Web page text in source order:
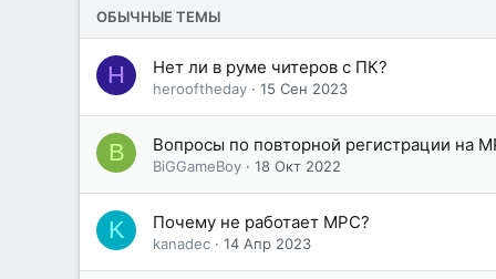
ОБЫЧНЫЕ ТЕМЫ
H Нет ли в руме читеров с ПК?
herooftheday 15 Сен 2023
B Вопросы по повторной регистрации на
BiGGameBoy 18 Окт 2022
K Почему не работает MPC?
kanadec 14 Апр 2023